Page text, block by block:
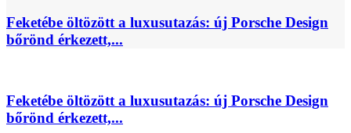
Feketébe öltözött a luxusutazás: új Porsche Design
bőrönd érkezett,...
Feketébe öltözött a luxusutazás: új Porsche Design
bőrönd érkezett,...